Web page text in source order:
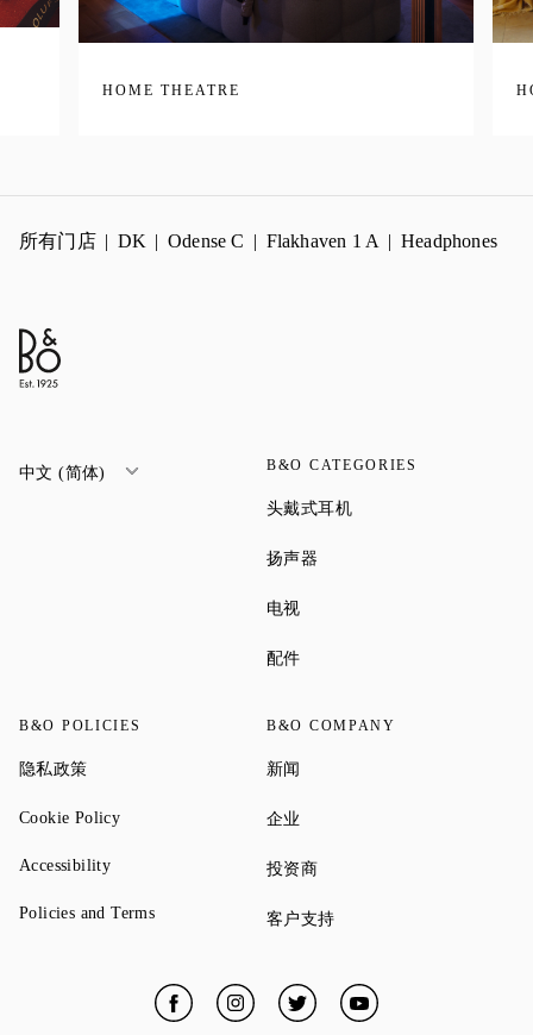
HOME THEATRE
所有门店 DK Odense C Flakhaven 1 A Headphones
中文 (简体) B&O CATEGORIES
头戴式耳机
扬声器
电视
配件Link Opens in New Tab
B&O POLICIES
隐私政策Link Opens in New Tab
Cookie PolicyLink Opens in New Tab
AccessibilityLink Opens in New Tab
Policies and TermsLink Opens in New Tab
B&O COMPANY
新闻
企业
投资商Link Opens in New Tab
客户支持Link Opens in New Tab
FacebookLink Opens in New Tab
InstagramLink Opens in New Tab
TwitterLink Opens in New Tab
YouTubeLink Opens in New